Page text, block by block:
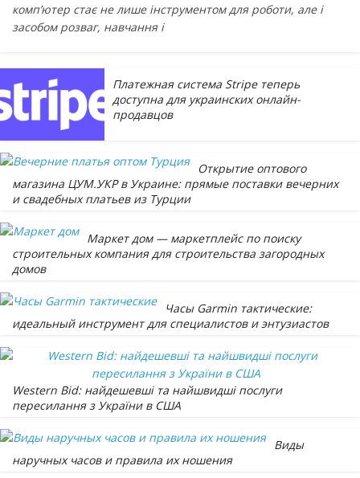
комп’ютер стає не лише інструментом для роботи, але і
засобом розваг, навчання і
Платежная система Stripe теперь
доступна для украинских онлайн-
продавцов
Открытие оптового
магазина ЦУМ.УКР в Украине: прямые поставки вечерних
и свадебных платьев из Турции
Маркет дом — маркетплейс по поиску
строительных компания для строительства загородных
домов
Часы Garmin тактические:
идеальный инструмент для специалистов и энтузиастов
Western Bid: найдешевші та найшвидші послуги
пересилання з України в США
Виды
наручных часов и правила их ношения